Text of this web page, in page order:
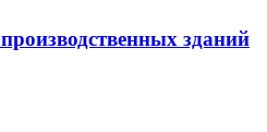
зданий